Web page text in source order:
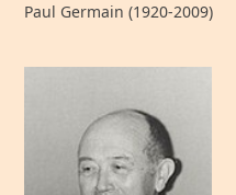
Paul Germain (1920-2009)